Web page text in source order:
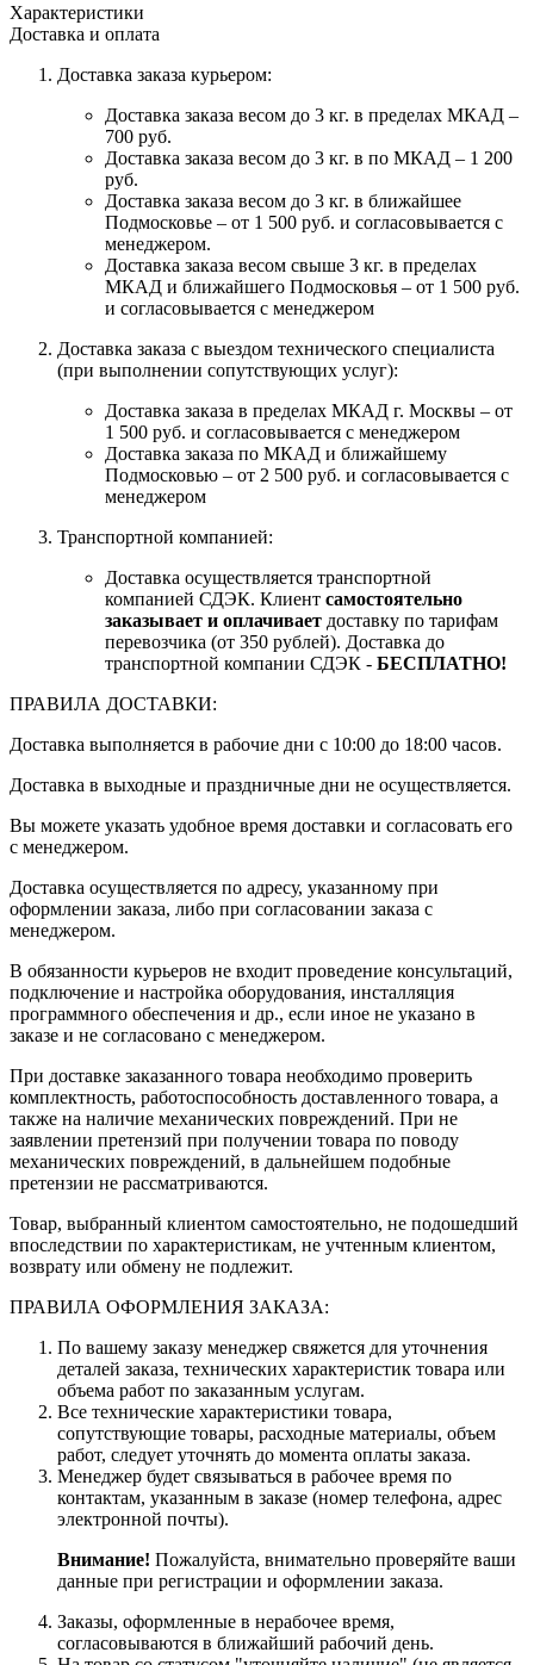
Характеристики
Доставка и оплата
Доставка заказа курьером:
Доставка заказа весом до 3 кг. в пределах МКАД –
700 руб.
Доставка заказа весом до 3 кг. в по МКАД – 1 200
руб.
Доставка заказа весом до 3 кг. в ближайшее
Подмосковье – от 1 500 руб. и согласовывается с
менеджером.
Доставка заказа весом свыше 3 кг. в пределах
МКАД и ближайшего Подмосковья – от 1 500 руб.
и согласовывается с менеджером
Доставка заказа с выездом технического специалиста
(при выполнении сопутствующих услуг):
Доставка заказа в пределах МКАД г. Москвы – от
1 500 руб. и согласовывается с менеджером
Доставка заказа по МКАД и ближайшему
Подмосковью – от 2 500 руб. и согласовывается с
менеджером
Транспортной компанией:
Доставка осуществляется транспортной
компанией СДЭК. Клиент самостоятельно
заказывает и оплачивает доставку по тарифам
перевозчика (от 350 рублей). Доставка до
транспортной компании СДЭК - БЕСПЛАТНО!
ПРАВИЛА ДОСТАВКИ:
Доставка выполняется в рабочие дни с 10:00 до 18:00 часов.
Доставка в выходные и праздничные дни не осуществляется.
Вы можете указать удобное время доставки и согласовать его
с менеджером.
Доставка осуществляется по адресу, указанному при
оформлении заказа, либо при согласовании заказа с
менеджером.
В обязанности курьеров не входит проведение консультаций,
подключение и настройка оборудования, инсталляция
программного обеспечения и др., если иное не указано в
заказе и не согласовано с менеджером.
При доставке заказанного товара необходимо проверить
комплектность, работоспособность доставленного товара, а
также на наличие механических повреждений. При не
заявлении претензий при получении товара по поводу
механических повреждений, в дальнейшем подобные
претензии не рассматриваются.
Товар, выбранный клиентом самостоятельно, не подошедший
впоследствии по характеристикам, не учтенным клиентом,
возврату или обмену не подлежит.
ПРАВИЛА ОФОРМЛЕНИЯ ЗАКАЗА:
По вашему заказу менеджер свяжется для уточнения
деталей заказа, технических характеристик товара или
объема работ по заказанным услугам.
Все технические характеристики товара,
сопутствующие товары, расходные материалы, объем
работ, следует уточнять до момента оплаты заказа.
Менеджер будет связываться в рабочее время по
контактам, указанным в заказе (номер телефона, адрес
электронной почты).
Внимание! Пожалуйста, внимательно проверяйте ваши
данные при регистрации и оформлении заказа.
Заказы, оформленные в нерабочее время,
согласовываются в ближайший рабочий день.